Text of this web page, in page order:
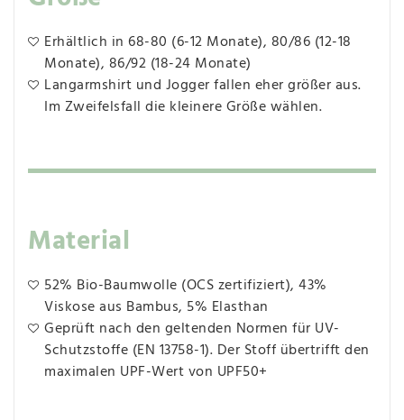
Erhältlich in 68-80 (6-12 Monate), 80/86 (12-18
Monate), 86/92 (18-24 Monate)
Langarmshirt und Jogger fallen eher größer aus.
Im Zweifelsfall die kleinere Größe wählen.
Material
52% Bio-Baumwolle (OCS zertifiziert), 43%
Viskose aus Bambus, 5% Elasthan
Geprüft nach den geltenden Normen für UV-
Schutzstoffe (EN 13758-1). Der Stoff übertrifft den
maximalen UPF-Wert von UPF50+